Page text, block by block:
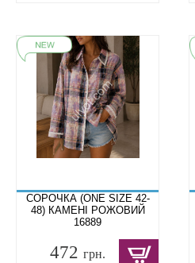
СОРОЧКА (ONE SIZE 42-
48) КАМЕНІ РОЖОВИЙ
16889
472 грн.